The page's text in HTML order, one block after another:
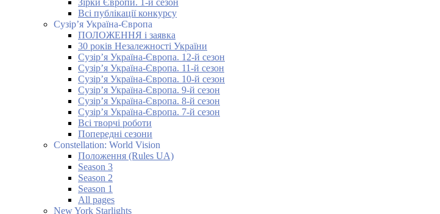
Зірки Європи. 1-й сезон
Всі публікації конкурсу
Сузір’я Україна-Європа
ПОЛОЖЕННЯ і заявка
30 років Незалежності України
Сузір’я Україна-Європа. 12-й сезон
Сузір’я Україна-Європа. 11-й сезон
Сузір’я Україна-Європа. 10-й сезон
Сузір’я Україна-Європа. 9-й сезон
Сузір’я Україна-Європа. 8-й сезон
Сузір’я Україна-Європа. 7-й сезон
Всі творчі роботи
Попередні сезони
Constellation: World Vision
Положення (Rules UA)
Season 3
Season 2
Season 1
All pages
New York Starlights